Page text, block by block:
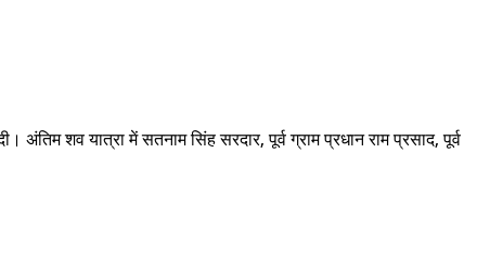
अंतिम शव यात्रा में सतनाम सिंह सरदार, पूर्व ग्राम प्रधान राम प्रसाद, पूर्व